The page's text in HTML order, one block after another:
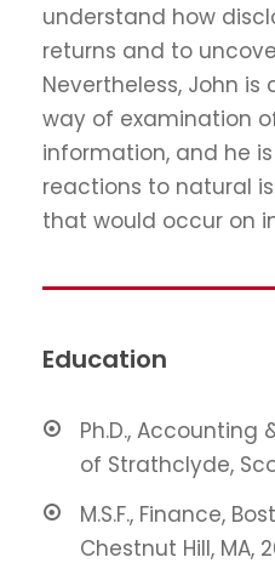
understand how
returns and to
Nevertheless, John
way of examination
information, and he
reactions to natural
that would occur on
Education
Ph.D., Accounting
of Strathclyde,
M.S.F., Finance,
Chestnut Hill, MA,